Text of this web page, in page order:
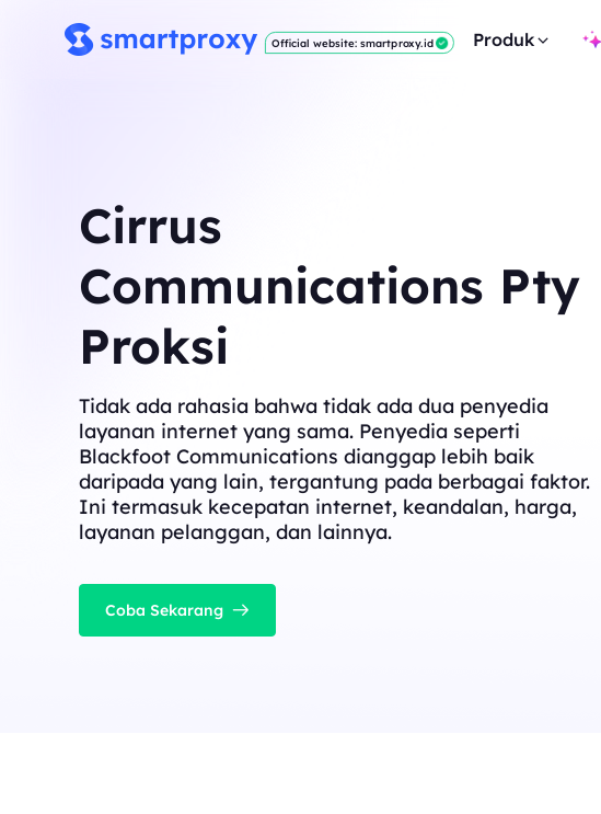
Official website: smartproxy.id Produk
Cirrus
Communications Pty
Proksi
Tidak ada rahasia bahwa tidak ada dua penyedia
layanan internet yang sama. Penyedia seperti
Blackfoot Communications dianggap lebih baik
daripada yang lain, tergantung pada berbagai faktor.
Ini termasuk kecepatan internet, keandalan, harga,
layanan pelanggan, dan lainnya.
Coba Sekarang